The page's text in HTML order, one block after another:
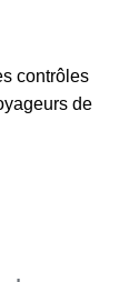
contrôles
de